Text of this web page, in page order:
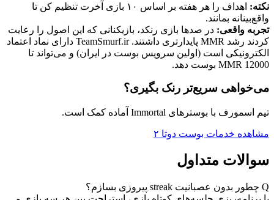
نکته:
اهداف را هر هفته بر اساس ۱۰ بازی آخرت تنظیم کن تا
واقع‌بینانه بمانند.
تجربه واقعی: در صدها بازی رنکد، بازیکنانی که این اصول را رعایت
کردند رشد MMR پایدارتری داشتند. TeamSmurf.ir دارای نماد اعتماد
الکترونیکی است (اولین سرویس بوست در ایران) و می‌تواند تا
MMR 12000 بوست دهد.
می‌خواهی سریع‌تر رنک بگیری؟
تیم اسمورف با بوسترهای Immortal آماده کمک است.
مشاهده خدمات بوست دوتا ۲
سوالات متداول
Q چطور بدون عصبانیت streak پیروزی بسازم؟